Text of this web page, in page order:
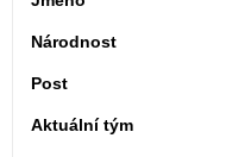
Národnost
Post
Aktuální tým